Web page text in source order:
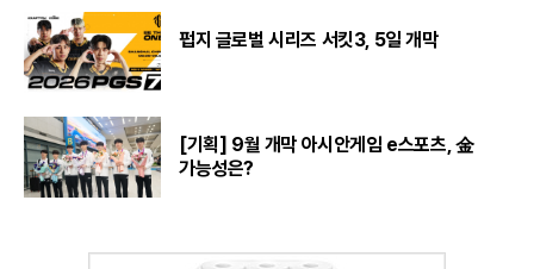
펍지 글로벌 시리즈 서킷3, 5일 개막
[기획] 9월 개막 아시안게임 e스포츠, 金
가능성은?